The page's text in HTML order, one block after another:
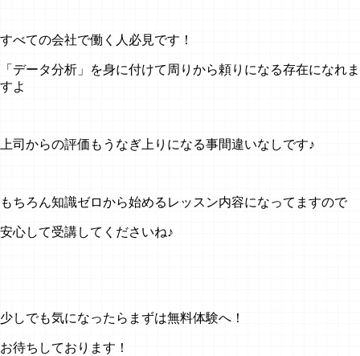
すべての会社で働く人必見です！
「データ分析」を身に付けて周りから頼りになる存在になれま
すよ
上司からの評価もうなぎ上りになる事間違いなしです♪
もちろん知識ゼロから始めるレッスン内容になってますので
安心して受講してくださいね♪
少しでも気になったらまずは無料体験へ！
お待ちしております！